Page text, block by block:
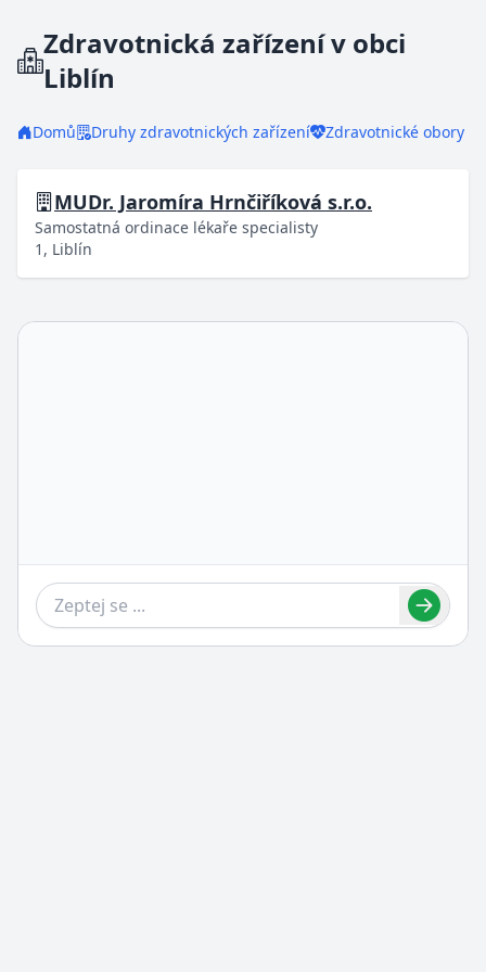
Zdravotnická zařízení v obci
Liblín
Domů Druhy zdravotnických zařízení Zdravotnické obory
MUDr. Jaromíra Hrnčiříková s.r.o.
Samostatná ordinace lékaře specialisty
1, Liblín